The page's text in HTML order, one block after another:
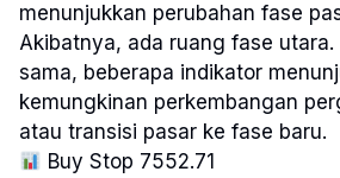
menunjukkan perubahan fase
Akibatnya, ada ruang fase
sama, beberapa indikator
kemungkinan perkembangan
atau transisi pasar ke fase baru.
Buy Stop 7552.71